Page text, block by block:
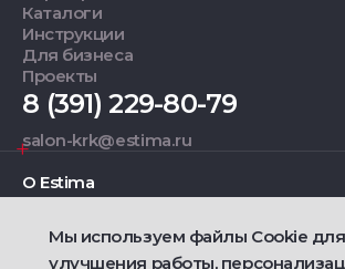
Каталоги
Инструкции
Для бизнеса
Проекты
8 (391) 229-80-79
salon-krk@estima.ru
О Estima
Дизайнерам
Мы используем файлы Cookie для
улучшения работы,